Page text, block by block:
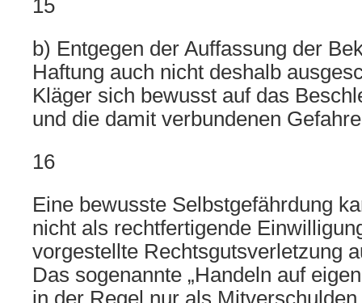
15
b) Entgegen der Auffassung der
Haftung auch nicht deshalb
Kläger sich bewusst auf das
und die damit verbundenen
16
Eine bewusste Selbstgefährdung
nicht als rechtfertigende
vorgestellte Rechtsgutsverletzung
Das sogenannte „Handeln auf
in der Regel nur als